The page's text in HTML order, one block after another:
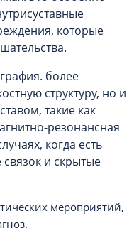
которые
более
структуру, но и
такие как
резонансная
когда есть
и скрытые
мероприятий,